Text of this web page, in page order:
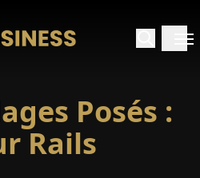
Posés :
Rails